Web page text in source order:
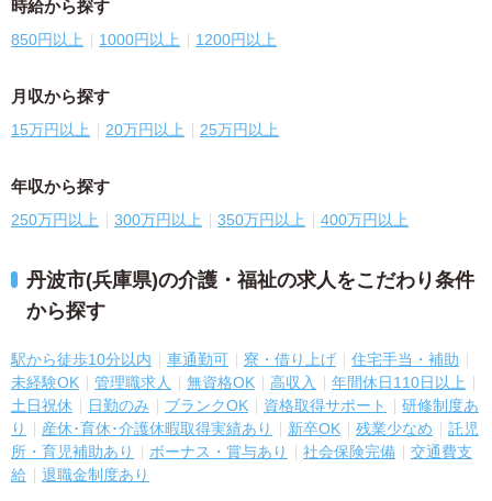
時給から探す
850円以上 1000円以上 1200円以上
月収から探す
15万円以上 20万円以上 25万円以上
年収から探す
250万円以上 300万円以上 350万円以上 400万円以上
丹波市(兵庫県)の介護・福祉の求人をこだわり条件
から探す
駅から徒歩10分以内 車通勤可 寮・借り上げ
住宅手当・補助
未経験OK
管理職求人 無資格OK 高収入
年間休日110日以上
土日祝休
日勤のみ ブランクOK 資格取得サポート
研修制度あ
り
産休･育休･介護休暇取得実績あり 新卒OK 残業少なめ
託児
所・育児補助あり
ボーナス・賞与あり 社会保険完備
交通費支
給
退職金制度あり